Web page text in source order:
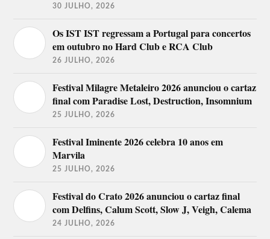
30 JULHO, 2026
Os IST IST regressam a Portugal para concertos
em outubro no Hard Club e RCA Club
26 JULHO, 2026
Festival Milagre Metaleiro 2026 anunciou o cartaz
final com Paradise Lost, Destruction, Insomnium
25 JULHO, 2026
Festival Iminente 2026 celebra 10 anos em
Marvila
25 JULHO, 2026
Festival do Crato 2026 anunciou o cartaz final
com Delfins, Calum Scott, Slow J, Veigh, Calema
24 JULHO, 2026